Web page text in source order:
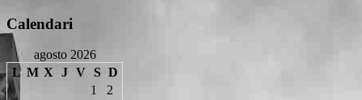
Calendari
agosto 2026
L M X J V S D
1
2